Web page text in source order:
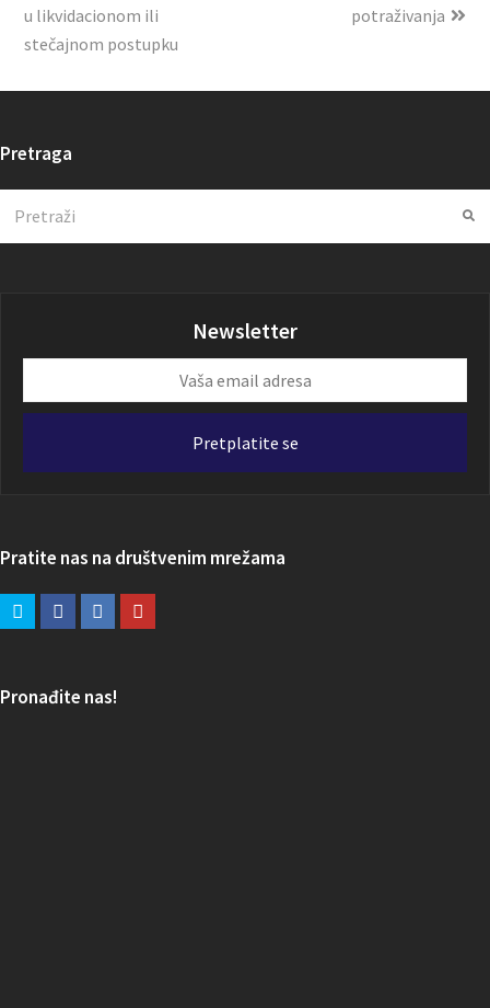
u likvidacionom ili
stečajnom postupku
potraživanja
Pretraga
Newsletter
email
Pretplatite se
Pratite nas na društvenim mrežama
Pronađite nas!